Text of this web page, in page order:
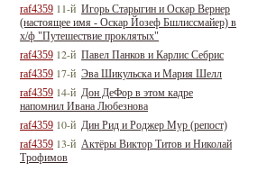
raf4359 11-й Игорь Старыгин и Оскар Вернер
(настоящее имя - Оскар Йозеф Бшлиссмайер) в
х/ф "Путешествие проклятых"
raf4359 12-й Павел Панков и Карлис Себрис
raf4359 17-й Эва Шикульска и Мария Шелл
raf4359 14-й Дон ДеФор в этом кадре
напомнил Ивана Любезнова
raf4359 10-й Дин Рид и Роджер Мур (репост)
raf4359 13-й Актёры Виктор Титов и Николай
Трофимов